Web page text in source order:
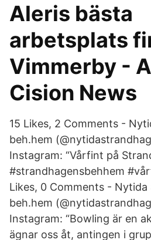
Aleris bästa
arbetsplats
Vimmerby -
Cision News
15 Likes, 2 Comments -
beh.hem
Instagram: “Vårfint på
#strandhagensbehhem
Likes, 0 Comments -
beh.hem
Instagram: “Bowling är en
ägnar oss åt, antingen i